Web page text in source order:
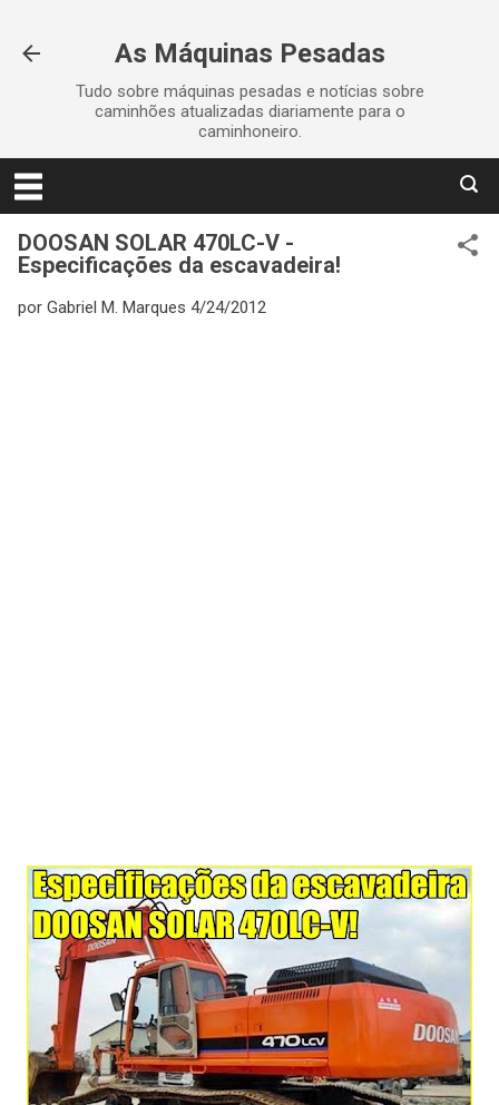
As Máquinas Pesadas
Tudo sobre máquinas pesadas e notícias sobre
caminhões atualizadas diariamente para o
caminhoneiro.
DOOSAN SOLAR 470LC-V -
Especificações da escavadeira!
por Gabriel M. Marques 4/24/2012